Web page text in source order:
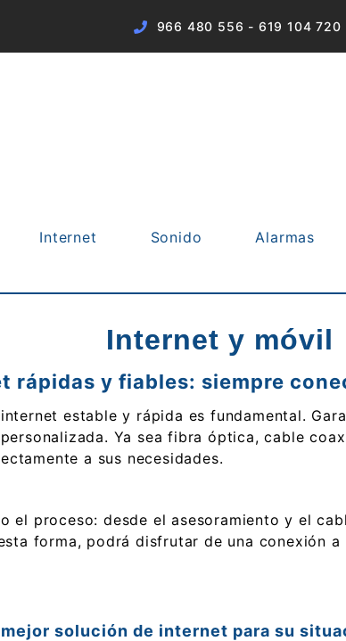
966 480 556 - 619 104 720
Internet Sonido Alarmas
Internet y móvil
rápidas y fiables: siempre
estable y rápida es fundamental.
Ya sea fibra óptica, cable
a sus necesidades.
el proceso: desde el asesoramiento y el
forma, podrá disfrutar de una conexión
solución de internet para su